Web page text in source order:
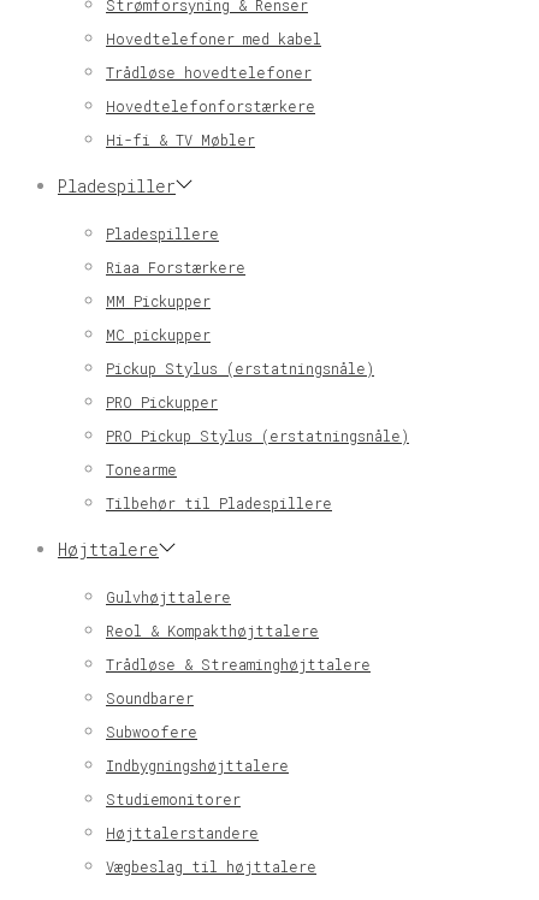
Strømforsyning & Renser
Hovedtelefoner med kabel
Trådløse hovedtelefoner
Hovedtelefonforstærkere
Hi-fi & TV Møbler
Pladespiller
Pladespillere
Riaa Forstærkere
MM Pickupper
MC pickupper
Pickup Stylus (erstatningsnåle)
PRO Pickupper
PRO Pickup Stylus (erstatningsnåle)
Tonearme
Tilbehør til Pladespillere
Højttalere
Gulvhøjttalere
Reol & Kompakthøjttalere
Trådløse & Streaminghøjttalere
Soundbarer
Subwoofere
Indbygningshøjttalere
Studiemonitorer
Højttalerstandere
Vægbeslag til højttalere